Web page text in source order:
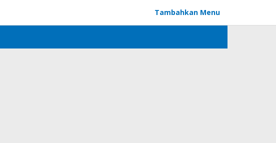
Tambahkan Menu